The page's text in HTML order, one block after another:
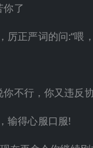
你了
厉正严词的问:“喂
你不行，你又违反
输得心服口服!